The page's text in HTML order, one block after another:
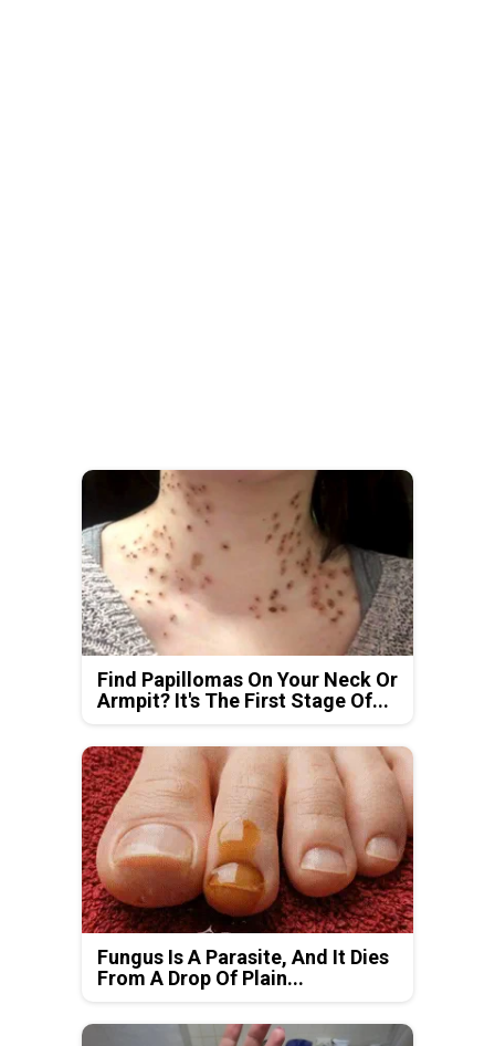
Find Papillomas On Your Neck Or
Armpit? It's The First Stage Of...
Fungus Is A Parasite, And It Dies
From A Drop Of Plain...